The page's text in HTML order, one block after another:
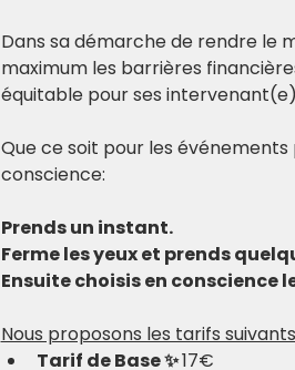
Dans sa démarche de rendre le
maximum les barrières
équitable pour ses
Que ce soit pour les
conscience:
Prends un instant.
Ferme les yeux et prends
Ensuite choisis en conscience
Nous proposons les tarifs
Tarif de Base ✨ 17€